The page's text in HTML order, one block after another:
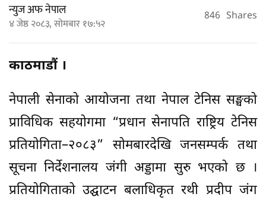
न्युज अफ नेपाल
४ जेष्ठ २०८३, सोमबार १७:५२ 846 Shares
काठमाडौं ।
नेपाली सेनाको आयोजना तथा नेपाल टेनिस सङ्घको
प्राविधिक सहयोगमा “प्रधान सेनापति राष्ट्रिय टेनिस
प्रतियोगिता–२०८३” सोमबारदेखि जनसम्पर्क तथा
सूचना निर्देशनालय जंगी अड्डामा सुरु भएको छ ।
प्रतियोगिताको उद्घाटन बलाधिकृत रथी प्रदीप जंग